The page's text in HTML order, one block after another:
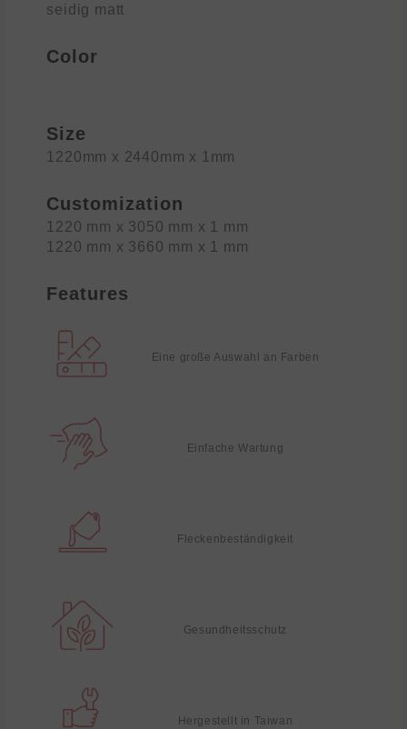
seidig matt
Color
Size
1220mm x 2440mm x 1mm
Customization
1220 mm x 3050 mm x 1 mm
1220 mm x 3660 mm x 1 mm
Features
Eine große Auswahl an Farben
Einfache Wartung
Fleckenbeständigkeit
Gesundheitsschutz
Hergestellt in Taiwan